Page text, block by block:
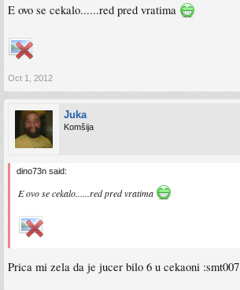
E ovo se cekalo......red pred vratima
Oct 1, 2012
Juka
Komšija
dino73n said:
E ovo se cekalo......red pred vratima
Prica mi zela da je jucer bilo 6 u cekaoni :smt007